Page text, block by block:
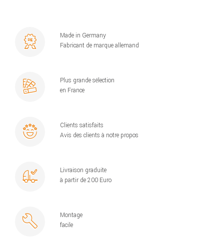
Made in Germany
Fabricant de marque allemand
Plus grande sélection
en France
Clients satisfaits
Avis des clients à notre propos
Livraison graduite
à partir de 200 Euro
Montage
facile